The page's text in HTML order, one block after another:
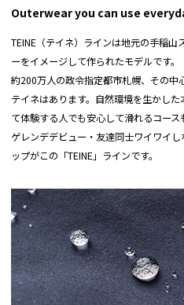
ブーツゲータ
の雪や風の
●正確なサイズを測るように心がけており
くださ
●商品サイズの測り方は
Outerwear you can use
TEINE（テイネ）ラインは地元の手稲
ーをイメージして作られたモデルです。
約200万人の政令指定都市札幌、その
テイネはあります。自然環境を生かし
て体験する人でも安心して滑れるコース
ゲレンデデビュー・友達同士ワイワイ
ップがこの「TEINE」ラインです。